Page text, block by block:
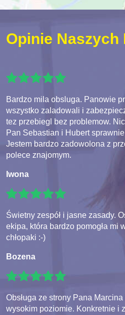
Opinie Naszych
Bardzo mila obsluga. Panowie
wszystko zaladowali i
tez przebiegl bez problemow.
Pan Sebastian i Hubert
Jestem bardzo zadowolona z
polece znajomym.
Iwona
Świetny zespół i jasne zasady.
ekipa, która bardzo pomogła mi
chłopaki :-)
Bozena
Obsługa ze strony Pana
wysokim poziomie. Konkretnie i